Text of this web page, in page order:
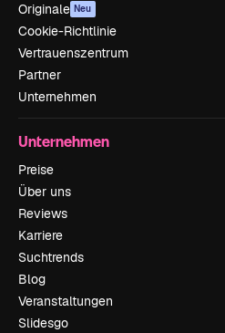
Originale Neu
Cookie-Richtlinie
Vertrauenszentrum
Partner
Unternehmen
Unternehmen
Preise
Über uns
Reviews
Karriere
Suchtrends
Blog
Veranstaltungen
Slidesgo